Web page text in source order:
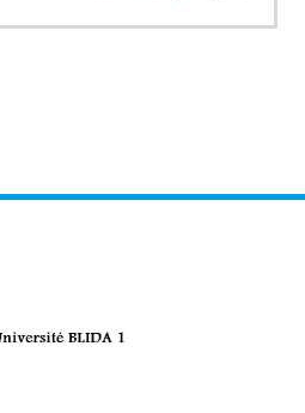
et les lipides. Par la suite,